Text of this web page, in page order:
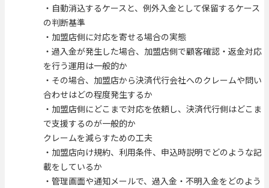
・自動消込するケースと、例外入金として保留するケース
の判断基準
・加盟店側に対応を寄せる場合の実態
・過入金が発生した場合、加盟店側で顧客確認・返金対応
を行う運用は一般的か
・その場合、加盟店から決済代行会社へのクレームや問い
合わせはどの程度発生するか
・加盟店側にどこまで対応を依頼し、決済代行側はどこま
で支援するのが一般的か
クレームを減らすための工夫
・加盟店向け規約、利用条件、申込時説明でどのような記
載をしているか
・管理画面や通知メールで、過入金・不明入金をどのよう